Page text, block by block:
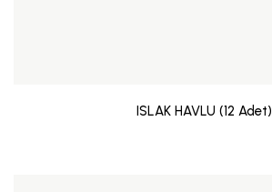
ISLAK HAVLU (12 Adet)